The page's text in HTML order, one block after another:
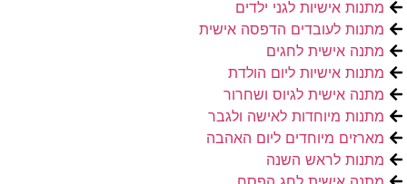
מתנות אישיות לגני ילדים
מתנות לעובדים הדפסה אישית
מתנה אישית לחגים
מתנות אישיות ליום הולדת
מתנה אישית לגיוס ושחרור
מתנות מיוחדות לאישה ולגבר
מארזים מיוחדים ליום האהבה
מתנות לראש השנה